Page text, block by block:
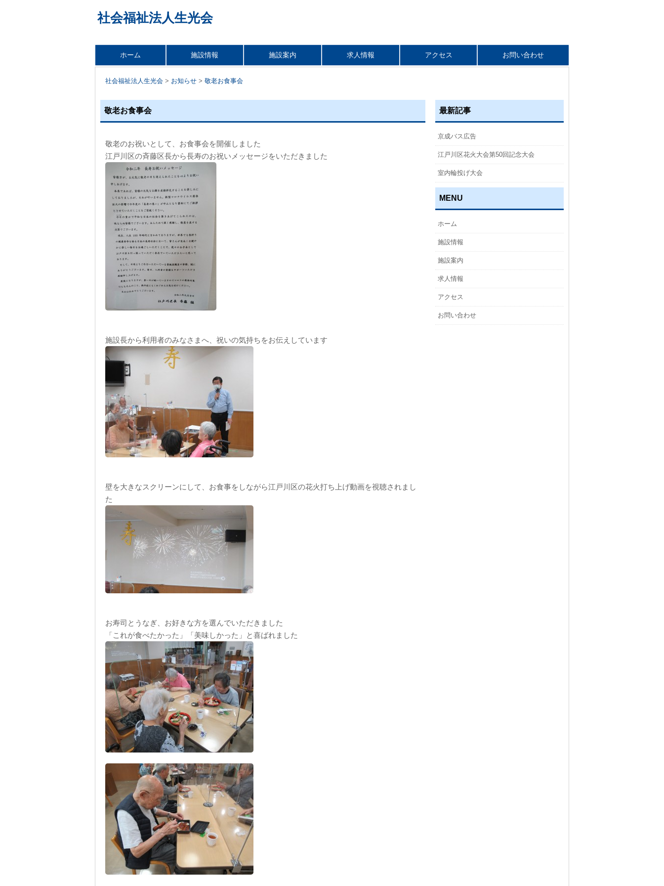
社会福祉法人生光会
メインメニュー
テ
ツ
へ
動
ホーム 施設情報 施設案内 求人情報 アクセス お問い合わせ
社会福祉法人生光会 > お知らせ > 敬老お食事会
敬老お食事会
敬老のお祝いとして、お食事会を開催しました
江戸川区の斉藤区長から長寿のお祝いメッセージをいただきました
施設長から利用者のみなさまへ、祝いの気持ちをお伝えしています
壁を大きなスクリーンにして、お食事をしながら江戸川区の花火打ち上げ動画を視聴されまし
た
お寿司とうなぎ、お好きな方を選んでいただきました
「これが食べたかった」「美味しかった」と喜ばれました
最新記事
京成バス広告
江戸川区花火大会第50回記念大会
室内輪投げ大会
MENU
ホーム
施設情報
施設案内
求人情報
アクセス
お問い合わせ